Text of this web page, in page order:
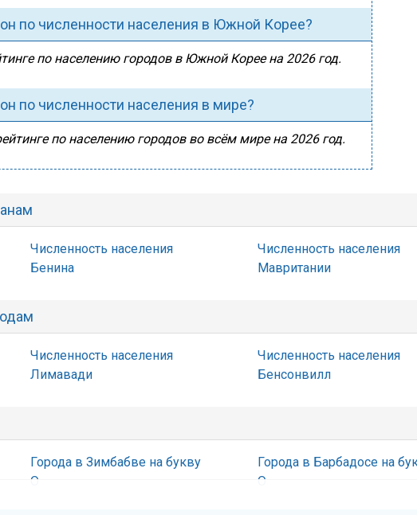
по численности населения в Южной Корее?
по населению городов в Южной Корее на 2026 год.
по численности населения в мире?
по населению городов во всём мире на 2026 год.
Численность населения
Бенина
Численность населения
Мавритании
Численность населения
Лимавади
Численность населения
Бенсонвилл
Города в Зимбабве на букву
О
Города в Барбадосе на
О